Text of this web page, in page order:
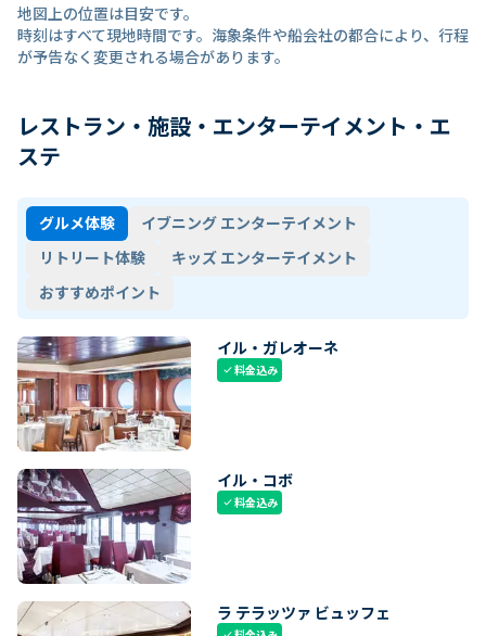
地図上の位置は目安です。
時刻はすべて現地時間です。海象条件や船会社の都合により、行程
が予告なく変更される場合があります。
レストラン・施設・エンターテイメント・エ
ステ
グルメ体験
イブニング エンターテイメント
リトリート体験
キッズ エンターテイメント
おすすめポイント
イル・ガレオーネ
check料金込み
イル・コボ
check料金込み
ラ テラッツァ ビュッフェ